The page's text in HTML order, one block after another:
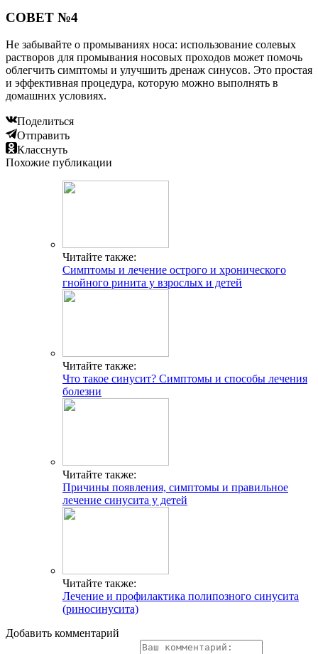
СОВЕТ №4
Не забывайте о промываниях носа: использование солевых
растворов для промывания носовых проходов может помочь
облегчить симптомы и улучшить дренаж синусов. Это простая
и эффективная процедура, которую можно выполнять в
домашних условиях.
Поделиться
Отправить
Класснуть
Похожие публикации
Читайте также:
Симптомы и лечение острого и хронического
гнойного ринита у взрослых и детей
Читайте также:
Что такое синусит? Симптомы и способы лечения
болезни
Читайте также:
Причины появления, симптомы и правильное
лечение синусита у детей
Читайте также:
Лечение и профилактика полипозного синусита
(риносинусита)
Добавить комментарий